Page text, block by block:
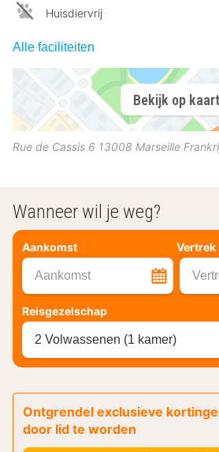
Huisdiervrij
Alle faciliteiten
Bekijk op kaart
Rue de Cassis 6 13008 Marseille
Wanneer wil je weg?
Aankomst Vertrek
Aankomst
Reisgezelschap
2 Volwassenen (1 kamer)
Ontgrendel exclusieve
door lid te worden